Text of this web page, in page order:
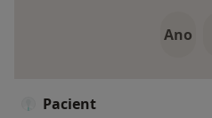
Ano
Pacient